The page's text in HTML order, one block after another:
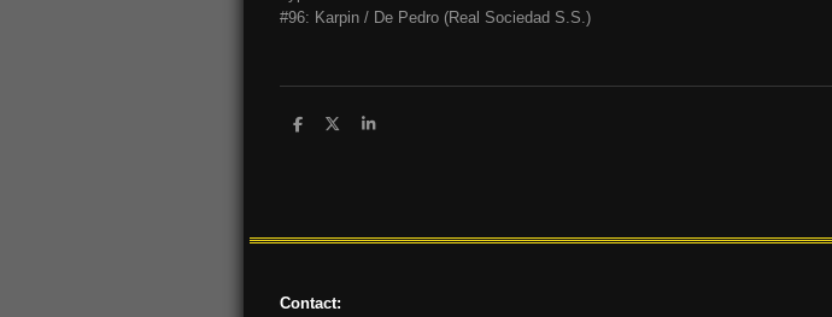
#96: Karpin / De Pedro (Real Sociedad S.S.)
D
D
S
Contact: